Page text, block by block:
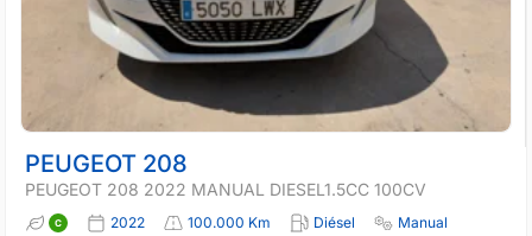
PEUGEOT 208
PEUGEOT 208 2022 MANUAL DIESEL1.5CC 100CV
2022 100.000 Km Diésel
Manual